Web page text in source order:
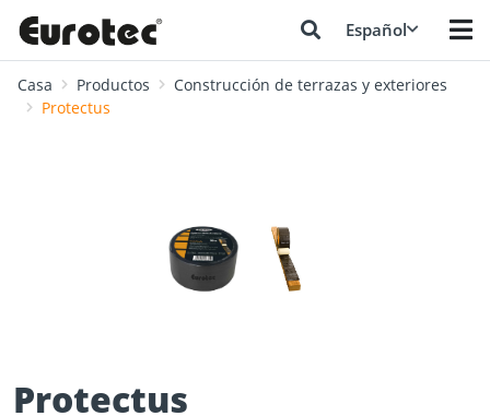
Español
Casa Productos
Construcción de terrazas y exteriores
Protectus
Protectus